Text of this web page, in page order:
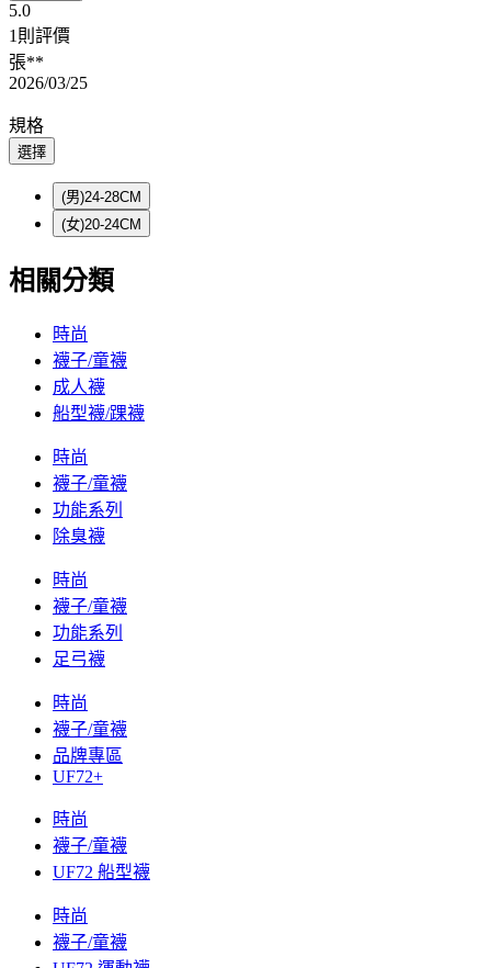
5.0
1則評價
張**
2026/03/25
規格
選擇
(男)24-28CM
(女)20-24CM
相關分類
時尚
襪子/童襪
成人襪
船型襪/踝襪
時尚
襪子/童襪
功能系列
除臭襪
時尚
襪子/童襪
功能系列
足弓襪
時尚
襪子/童襪
品牌專區
UF72+
時尚
襪子/童襪
UF72 船型襪
時尚
襪子/童襪